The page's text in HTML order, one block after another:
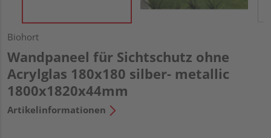
Biohort
Wandpaneel für Sichtschutz ohne
Acrylglas 180x180 silber- metallic
1800x1820x44mm
Artikelinformationen